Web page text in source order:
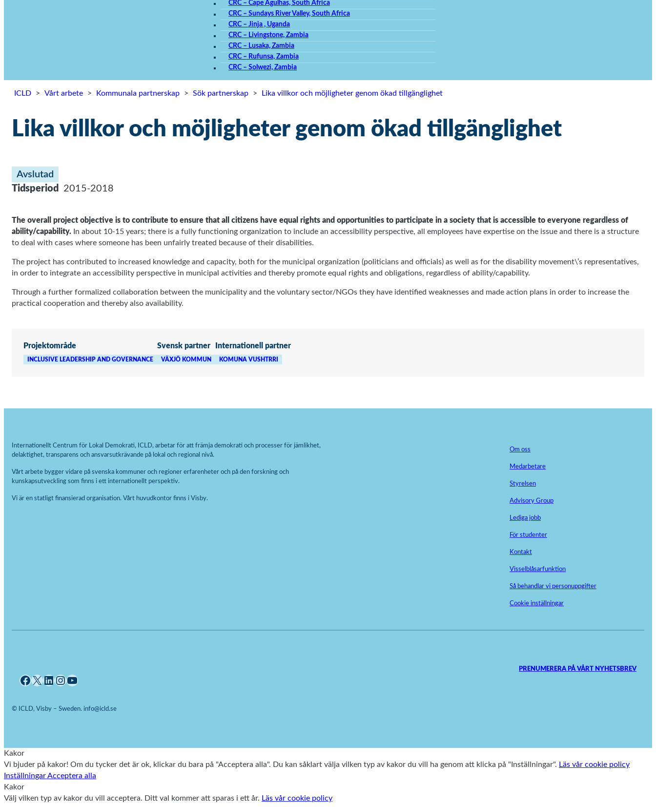
CRC – Cape Agulhas, South Africa
CRC – Sundays River Valley, South Africa
CRC – Jinja , Uganda
CRC – Livingstone, Zambia
CRC – Lusaka, Zambia
CRC – Rufunsa, Zambia
CRC – Solwezi, Zambia
ICLD > Vårt arbete > Kommunala partnerskap > Sök partnerskap > Lika villkor och möjligheter genom ökad tillgänglighet
Lika villkor och möjligheter genom ökad tillgänglighet
Avslutad
Tidsperiod
2015-2018
The overall project objective is to contribute to ensure that all citizens have equal rights and opportunities to participate in a society that is accessible to everyone regardless of
ability/capability. In about 10-15 years; there is a fully functioning organization to include an accessibility perspective, all employees have expertise on the issue and there is a structure
to deal with cases where someone has been unfairly treated because of their disabilities.
The project has contributed to increased knowledge and capacity, both for the municipal organization (politicians and officials) as well as for the disability movement\’s representatives,
in order to integrate an accessibility perspective in municipal activities and thereby promote equal rights and obligations, regardless of ability/capability.
Through a further formalized collaboration between the municipality and the voluntary sector/NGOs they have identified weaknesses and made action plans in order to increase the
practical cooperation and thereby also availability.
Projektområde
INCLUSIVE LEADERSHIP AND GOVERNANCE
Svensk partner
VÄXJÖ KOMMUN
Internationell partner
KOMUNA VUSHTRRI
Internationellt Centrum för Lokal Demokrati, ICLD, arbetar för att främja demokrati och processer för jämlikhet,
delaktighet, transparens och ansvarsutkrävande på lokal och regional nivå.
Vårt arbete bygger vidare på svenska kommuner och regioner erfarenheter och på den forskning och
kunskapsutveckling som finns i ett internationellt perspektiv.
Vi är en statligt finansierad organisation. Vårt huvudkontor finns i Visby.
Om oss
Medarbetare
Styrelsen
Advisory Group
Lediga jobb
För studenter
Kontakt
Visselblåsarfunktion
Så behandlar vi personuppgifter
Cookie inställningar
Facebook X LinkedIn InstagramYouTube
PRENUMERERA PÅ VÅRT NYHETSBREV
© ICLD, Visby – Sweden. info@icld.se
Kakor
Vi bjuder på kakor! Om du tycker det är ok, klickar du bara på "Acceptera alla". Du kan såklart välja vilken typ av kakor du vill ha genom att klicka på "Inställningar". Läs vår cookie policy
InställningarAcceptera alla
Kakor
Välj vilken typ av kakor du vill acceptera. Ditt val kommer att sparas i ett år. Läs vår cookie policy